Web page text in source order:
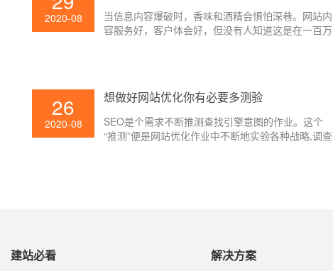
2020-08
当信息内容爆破时，香味和酒精会惧怕深巷。网站内
容服务好，客户体会好，但没有人知道这是在一百万
26
2020-08
想做好网站优化你有必要多测验
SEO是个需求不断推测查找引擎意图的作业。这个
“推测”便是网站优化作业中不断地实验各种战略,调查
建站必看 解决方案